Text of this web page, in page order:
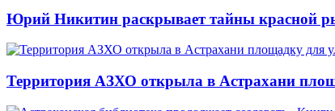
Юрий Никитин раскрывает тайны красной
Территория АЗХО открыла в Астрахани